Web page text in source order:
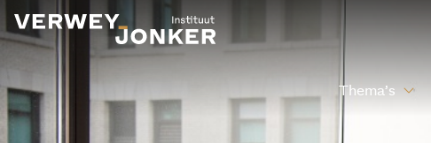
Thema’s